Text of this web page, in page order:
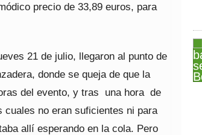
precio de 33,89 euros, para
21 de julio, llegaron al punto de
donde se queja de que la
del evento, y tras una hora de
no eran suficientes ni para
allí esperando en la cola. Pero